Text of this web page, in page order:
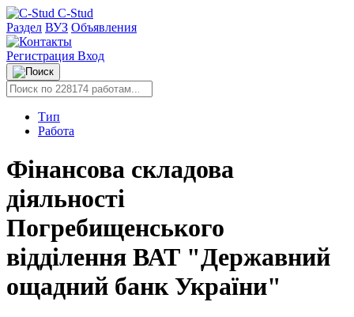
C-Stud
Раздел ВУЗ Объявления
Регистрация Вход
Тип
Работа
Фінансова складова
діяльності
Погребищенського
відділення ВАТ "Державний
ощадний банк України"